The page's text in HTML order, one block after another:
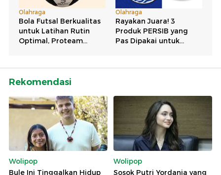
Rekomendasi
Wolipop
Bule Ini Tinggalkan Hidup
Wolipop
Sosok Putri Yordania yang